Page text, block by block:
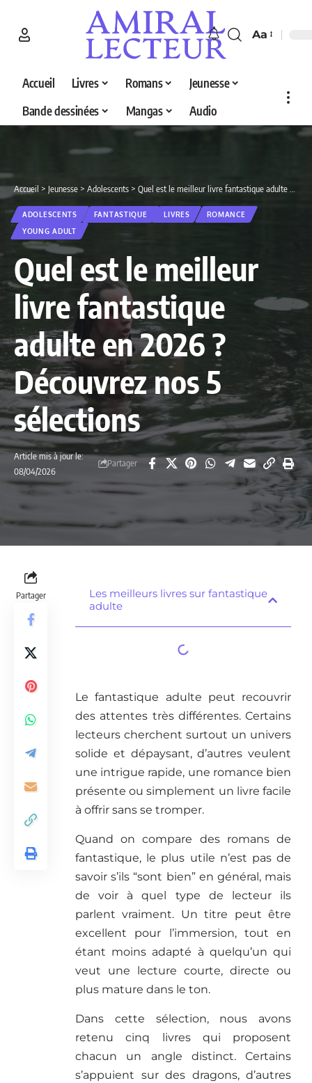
Aa
Accueil Livres Romans
Jeunesse
Bande dessinées
Mangas Audio
Accueil > Jeunesse> Adolescents> Quel est le meilleur livre fantastique adulte en 2026 ? Découvrez nos 5 sélections
ADOLESCENTS FANTASTIQUE LIVRES
ROMANCE
YOUNG ADULT
Quel est le meilleur
livre fantastique
adulte en 2026 ?
Découvrez nos 5
sélections
Article mis à jour le:
08/04/2026
Partager
Partager
Les meilleurs livres sur fantastique
adulte
Le fantastique adulte peut recouvrir
des attentes très différentes. Certains
lecteurs cherchent surtout un univers
solide et dépaysant, d’autres veulent
une intrigue rapide, une romance bien
présente ou simplement un livre facile
à offrir sans se tromper.
Quand on compare des romans de
fantastique, le plus utile n’est pas de
savoir s’ils “sont bien” en général, mais
de voir à quel type de lecteur ils
parlent vraiment. Un titre peut être
excellent pour l’immersion, tout en
étant moins adapté à quelqu’un qui
veut une lecture courte, directe ou
plus mature dans le ton.
Dans cette sélection, nous avons
retenu cinq livres qui proposent
chacun un angle distinct. Certains
s’appuient sur des dragons, d’autres